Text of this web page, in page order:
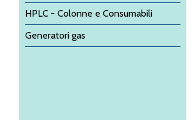
HPLC - Colonne e Consumabili
Generatori gas